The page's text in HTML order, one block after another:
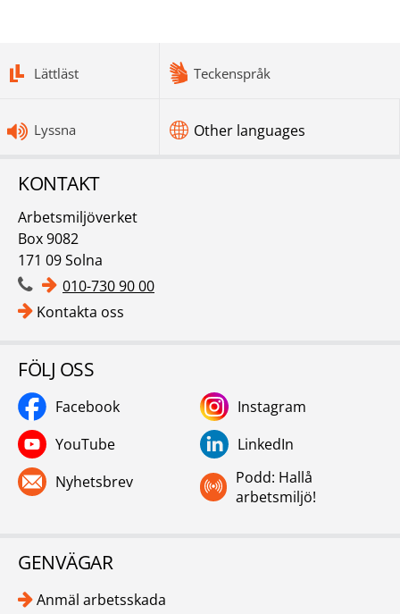
Lättläst Teckenspråk
Lyssna Other languages
KONTAKT
Arbetsmiljöverket
Box 9082
171 09 Solna
010-730 90 00
Kontakta oss
FÖLJ OSS
Facebook
Instagram
YouTube
LinkedIn
Nyhetsbrev
Podd: Hallå
arbetsmiljö!
GENVÄGAR
Anmäl arbetsskada